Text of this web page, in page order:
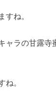
すね。
ャラの甘露寺
ね。